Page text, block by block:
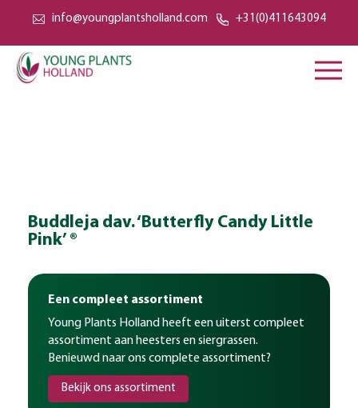
info@youngplantsholland.com +31(0)411643094
Buddleja dav. ‘Butterfly Candy Little
Pink’ ®
Een compleet assortiment
Young Plants Holland heeft een uiterst compleet
assortiment aan heesters en siergrassen.
Benieuwd naar ons complete assortiment?
Bekijk ons assortiment